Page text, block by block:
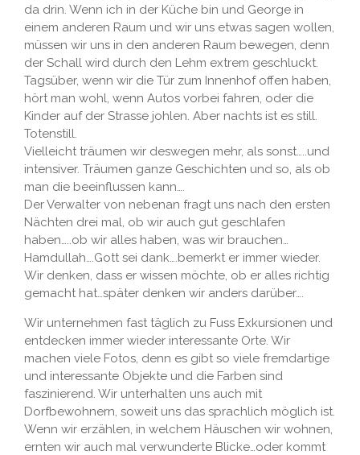
da drin. Wenn ich in der Küche bin und George in
einem anderen Raum und wir uns etwas sagen wollen,
müssen wir uns in den anderen Raum bewegen, denn
der Schall wird durch den Lehm extrem geschluckt.
Tagsüber, wenn wir die Tür zum Innenhof offen haben,
hört man wohl, wenn Autos vorbei fahren, oder die
Kinder auf der Strasse johlen. Aber nachts ist es still.
Totenstill.
Vielleicht träumen wir deswegen mehr, als sonst…..und
intensiver. Träumen ganze Geschichten und so, als ob
man die beeinflussen kann….
Der Verwalter von nebenan fragt uns nach den ersten
Nächten drei mal, ob wir auch gut geschlafen
haben…..ob wir alles haben, was wir brauchen…
Hamdullah….Gott sei dank….bemerkt er immer wieder.
Wir denken, dass er wissen möchte, ob er alles richtig
gemacht hat…später denken wir anders darüber….
Wir unternehmen fast täglich zu Fuss Exkursionen und
entdecken immer wieder interessante Orte. Wir
machen viele Fotos, denn es gibt so viele fremdartige
und interessante Objekte und die Farben sind
faszinierend. Wir unterhalten uns auch mit
Dorfbewohnern, soweit uns das sprachlich möglich ist.
Wenn wir erzählen, in welchem Häuschen wir wohnen,
ernten wir auch mal verwunderte Blicke…oder kommt